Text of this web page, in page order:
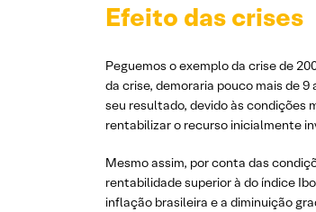
Efeito das crises
Peguemos o exemplo da crise de
da crise, demoraria pouco mais de
seu resultado, devido às condições
rentabilizar o recurso inicialmente
Mesmo assim, por conta das
rentabilidade superior à do índice
inflação brasileira e a diminuição